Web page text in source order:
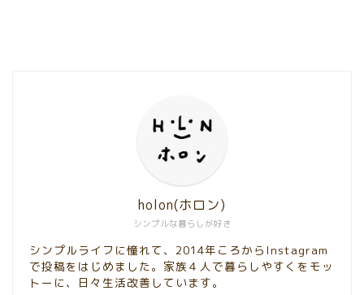
シンプルな暮らしが好き
holon(ホロン)
シンプルライフに憧れて、2014年ころからInstagram
で投稿をはじめました。家族４人で暮らしやすくをモッ
トーに、日々生活改善しています。